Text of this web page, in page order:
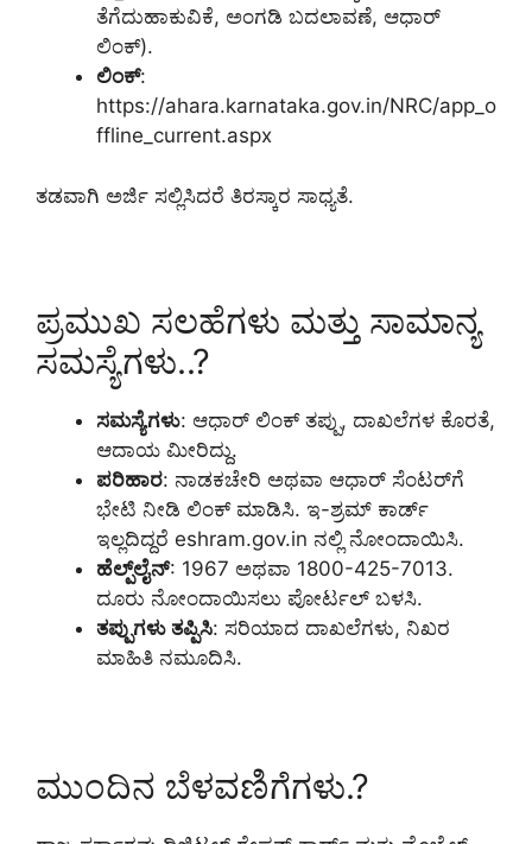
ತೆಗೆದುಹಾಕುವಿಕೆ, ಅಂಗಡಿ ಬದಲಾವಣೆ, ಆಧಾರ್
ಲಿಂಕ್).
ಲಿಂಕ್:
https://ahara.karnataka.gov.in/NRC/app_o
ffline_current.aspx
ತಡವಾಗಿ ಅರ್ಜಿ ಸಲ್ಲಿಸಿದರೆ ತಿರಸ್ಕಾರ ಸಾಧ್ಯತೆ.
ಪ್ರಮುಖ ಸಲಹೆಗಳು ಮತ್ತು ಸಾಮಾನ್ಯ
ಸಮಸ್ಯೆಗಳು..?
ಸಮಸ್ಯೆಗಳು: ಆಧಾರ್ ಲಿಂಕ್ ತಪ್ಪು, ದಾಖಲೆಗಳ ಕೊರತೆ,
ಆದಾಯ ಮೀರಿದ್ದು.
ಪರಿಹಾರ: ನಾಡಕಚೇರಿ ಅಥವಾ ಆಧಾರ್ ಸೆಂಟರ್‌ಗೆ
ಭೇಟಿ ನೀಡಿ ಲಿಂಕ್ ಮಾಡಿಸಿ. ಇ-ಶ್ರಮ್ ಕಾರ್ಡ್
ಇಲ್ಲದಿದ್ದರೆ eshram.gov.in ನಲ್ಲಿ ನೋಂದಾಯಿಸಿ.
ಹೆಲ್ಪ್‌ಲೈನ್: 1967 ಅಥವಾ 1800-425-7013.
ದೂರು ನೋಂದಾಯಿಸಲು ಪೋರ್ಟಲ್ ಬಳಸಿ.
ತಪ್ಪುಗಳು ತಪ್ಪಿಸಿ: ಸರಿಯಾದ ದಾಖಲೆಗಳು, ನಿಖರ
ಮಾಹಿತಿ ನಮೂದಿಸಿ.
ಮುಂದಿನ ಬೆಳವಣಿಗೆಗಳು.?